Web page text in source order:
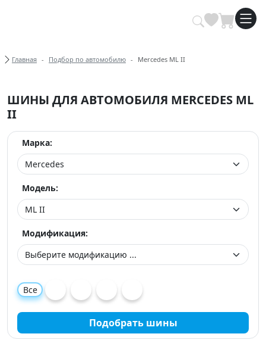
Купить автомобильные шины
Хлебные крошки
Главная Подбор по автомобилю Mercedes ML II
ШИНЫ ДЛЯ АВТОМОБИЛЯ MERCEDES ML
II
Марка:
Модель:
Модификация:
Все
Подобрать шины